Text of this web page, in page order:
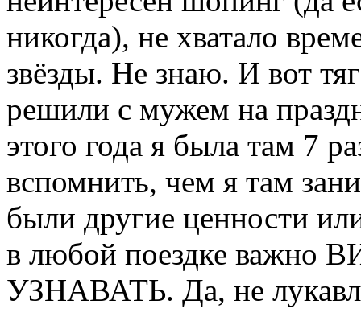
никогда), не хватало
звёзды. Не знаю. И вот
решили с мужем на
этого года я была там 7
вспомнить, чем я там
были другие ценности
в любой поездке
УЗНАВАТЬ. Да, не